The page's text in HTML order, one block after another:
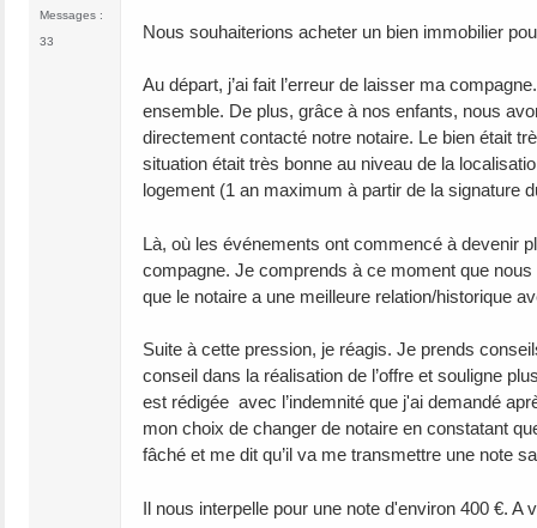
Messages :
33
Nous souhaiterions acheter un bien immobilier
Au départ, j’ai fait l’erreur de laisser ma
ensemble. De plus, grâce à nos enfants, nous
directement contacté notre notaire. Le bien était
situation était très bonne au niveau de la
logement (1 an maximum à partir de la signature
Là, où les événements ont commencé à devenir
compagne. Je comprends à ce moment que
que le notaire a une meilleure relation/historique
Suite à cette pression, je réagis. Je prends
conseil dans la réalisation de l’offre et souligne
est rédigée avec l’indemnité que j'ai demandé
mon choix de changer de notaire en constatant
fâché et me dit qu’il va me transmettre une note
Il nous interpelle pour une note d'environ 400 €. A